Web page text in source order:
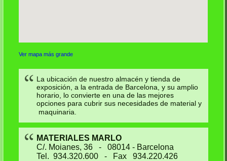
Ver mapa más grande
La ubicación de nuestro almacén y tienda de
exposición, a la entrada de Barcelona, y su amplio
horario, lo convierte en una de las mejores
opciones para cubrir sus necesidades de material y
maquinaria.
MATERIALES MARLO
C/. Moianes, 36 - 08014 - Barcelona
Tel. 934.320.600 - Fax 934.220.426